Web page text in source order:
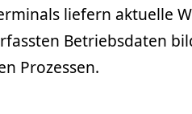
liefern aktuelle
Betriebsdaten
Prozessen.